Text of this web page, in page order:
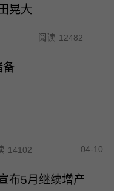
晃大
阅读 12482
备
14102 04-10
布5月继续增产